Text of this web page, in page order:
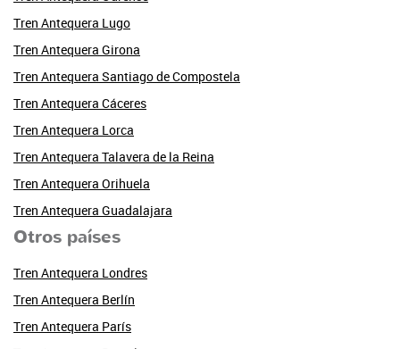
Tren Antequera Lugo
Tren Antequera Girona
Tren Antequera Santiago de Compostela
Tren Antequera Cáceres
Tren Antequera Lorca
Tren Antequera Talavera de la Reina
Tren Antequera Orihuela
Tren Antequera Guadalajara
Otros países
Tren Antequera Londres
Tren Antequera Berlín
Tren Antequera París